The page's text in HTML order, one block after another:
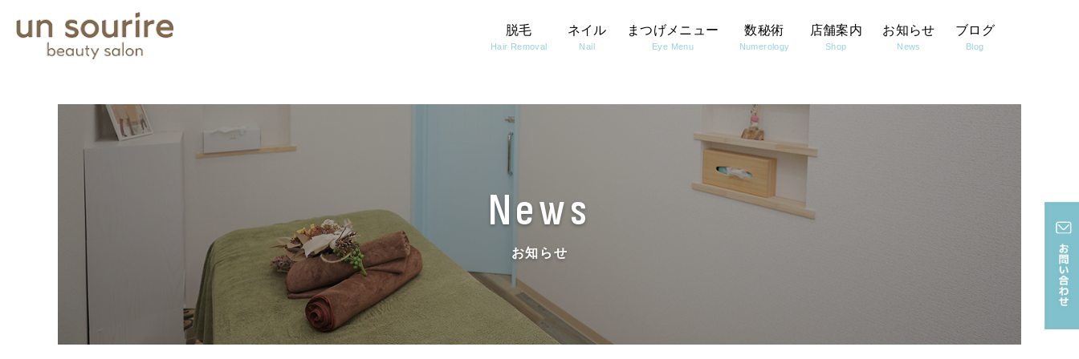
脱毛
Hair Removal
ネイル
Nail
まつげメニュー
Eye Menu
数秘術
Numerology
店舗案内
Shop
お知らせ
News
ブログ
Blog
News
お知らせ